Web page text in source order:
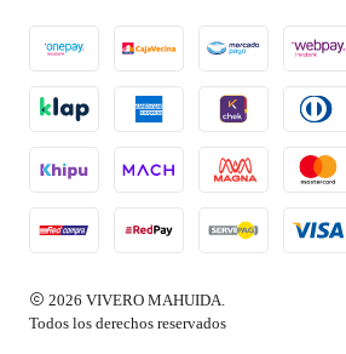
2026 VIVERO MAHUIDA.
Todos los derechos reservados